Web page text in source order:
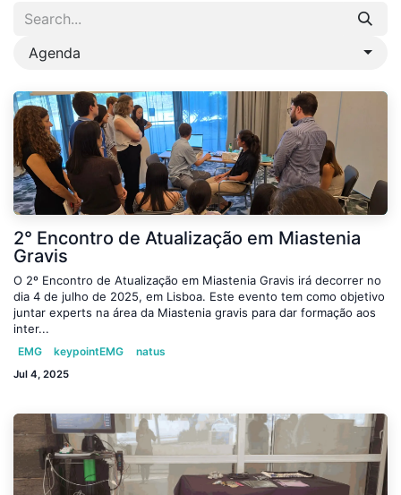
Agenda
2° Encontro de Atualização em Miastenia
Gravis
O 2º Encontro de Atualização em Miastenia Gravis irá decorrer no
dia 4 de julho de 2025, em Lisboa. Este evento tem como objetivo
juntar experts na área da Miastenia gravis para dar formação aos
inter...
EMG keypointEMG natus
Jul 4, 2025